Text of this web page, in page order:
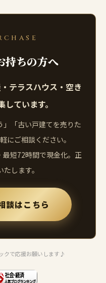
持ちの方へ
テラスハウス・空き
ています。
」「古い戸建てを売りた
にご相談ください。
短72時間で現金化。正
します。
談はこちら
クで応援お願いします♪